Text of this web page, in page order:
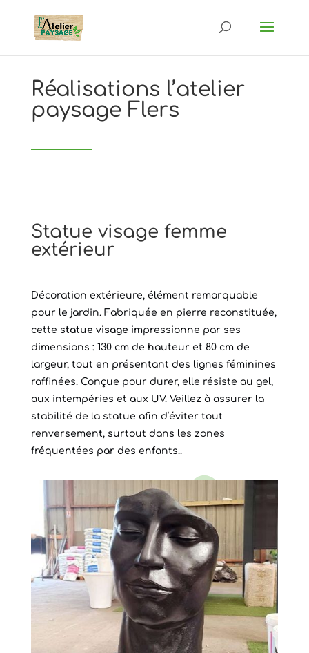
Réalisations l’atelier
paysage Flers
Statue visage femme
extérieur
Décoration extérieure, élément remarquable
pour le jardin. Fabriquée en pierre reconstituée,
cette statue visage impressionne par ses
dimensions : 130 cm de hauteur et 80 cm de
largeur, tout en présentant des lignes féminines
raffinées. Conçue pour durer, elle résiste au gel,
aux intempéries et aux UV. Veillez à assurer la
stabilité de la statue afin d’éviter tout
renversement, surtout dans les zones
fréquentées par des enfants..